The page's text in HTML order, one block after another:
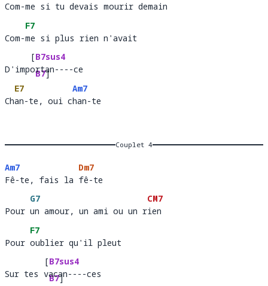
Com-me si tu devais mourir demain
Com-me si tu devais mourir demain
Com-
F7
me si plus rien n'avait
Com-me si plus rien n'avait
D'imp
[B7sus4
rtan----
B7]
D'importan----ce
Ch
E7
an-te, oui c
Am7
han-
Chan-te, oui chan-te
Couplet 4
Am7
Fê-te, fais la
Dm7
fê-te
Fê-te, fais la fê-te
Pour
G7
un amour, un ami ou un r
CM7
ien
Pour un amour, un ami ou un rien
Pour
F7
oublier qu'il pleut
Pour oublier qu'il pleut
Sur tes
[B7sus4
acan----
B7]
Sur tes vacan----ces